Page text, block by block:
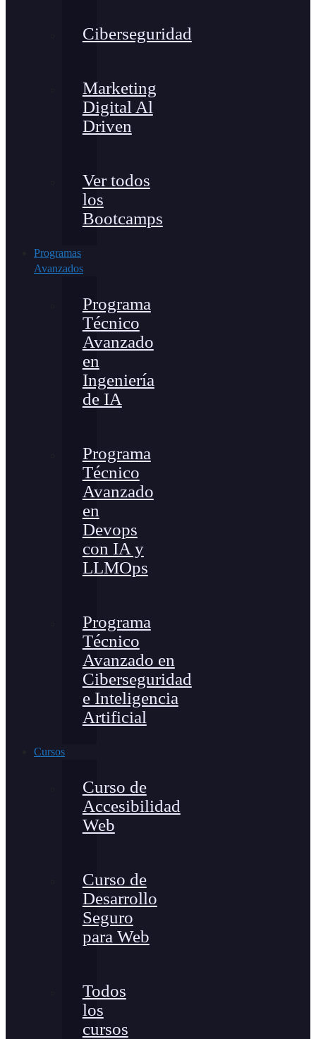
Ciberseguridad
Marketing
Digital Al
Driven
Ver todos
los
Bootcamps
Programas
Avanzados
Programa
Técnico
Avanzado
en
Ingeniería
de IA
Programa
Técnico
Avanzado
en
Devops
con IA y
LLMOps
Programa
Técnico
Avanzado en
Ciberseguridad
e Inteligencia
Artificial
Cursos
Curso de
Accesibilidad
Web
Curso de
Desarrollo
Seguro
para Web
Todos
los
cursos